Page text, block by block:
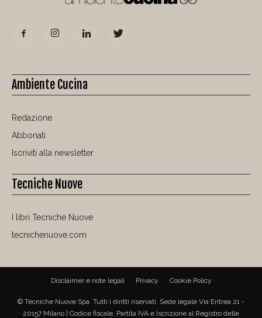
Ambiente Cucina
Redazione
Abbonati
Iscriviti alla newsletter
Tecniche Nuove
I libri Tecniche Nuove
tecnichenuove.com
Disclaimer e note legali Privacy Cookie Policy
© Tecniche Nuove Spa. Tutti i diritti riservati. Sede legale Via Eritrea 21 -
20157 Milano | Codice fiscale, Partita IVA e Iscrizione al Registro delle